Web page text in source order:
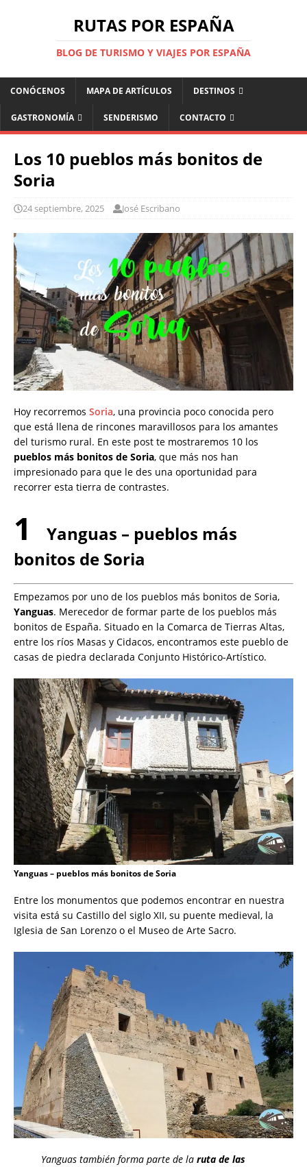
RUTAS POR ESPAÑA
BLOG DE TURISMO Y VIAJES POR ESPAÑA
CONÓCENOS MAPA DE ARTÍCULOS DESTINOS
GASTRONOMÍA SENDERISMO CONTACTO
Los 10 pueblos más bonitos de
Soria
24 septiembre, 2025 José Escribano
Hoy recorremos Soria, una provincia poco conocida pero
que está llena de rincones maravillosos para los amantes
del turismo rural. En este post te mostraremos 10 los
pueblos más bonitos de Soria, que más nos han
impresionado para que le des una oportunidad para
recorrer esta tierra de contrastes.
1
Yanguas – pueblos más
bonitos de Soria
Empezamos por uno de los pueblos más bonitos de Soria,
Yanguas. Merecedor de formar parte de los pueblos más
bonitos de España. Situado en la Comarca de Tierras Altas,
entre los ríos Masas y Cidacos, encontramos este pueblo de
casas de piedra declarada Conjunto Histórico-Artístico.
Yanguas – pueblos más bonitos de Soria
Entre los monumentos que podemos encontrar en nuestra
visita está su Castillo del siglo XII, su puente medieval, la
Iglesia de San Lorenzo o el Museo de Arte Sacro.
Yanguas también forma parte de la ruta de las